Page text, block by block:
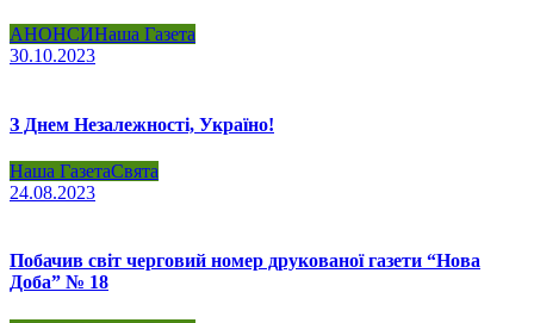
АНОНСИНаша Газета
30.10.2023
З Днем Незалежності, Україно!
Наша ГазетаСвята
24.08.2023
Побачив світ черговий номер друкованої газети “Нова
Доба” № 18